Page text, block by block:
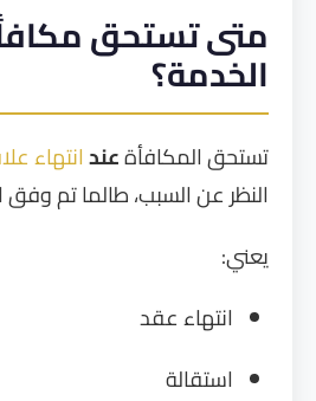
متى تستحق
الخدمة؟
تستحق المكافأةعندانتهاء
النظر عن السبب، طالما تم وفق
يعني:
انتهاء عقد
استقالة